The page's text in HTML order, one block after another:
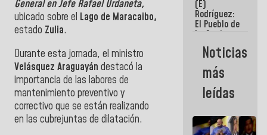
General en Jefe Rafael Urdaneta,
ubicado sobre el Lago de Maracaibo,
estado Zulia.
Durante esta jornada, el ministro
Velásquez Araguayán destacó la
importancia de las labores de
mantenimiento preventivo y
correctivo que se están realizando
en las cubrejuntas de dilatación.
Guaira
(E)
Rodríguez:
El Pueblo de
La Guaira
siempre
estará
acompañada
por el
Gobierno
Nacional
Noticias
más
leídas